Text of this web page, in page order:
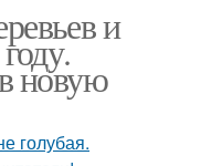
и
новую